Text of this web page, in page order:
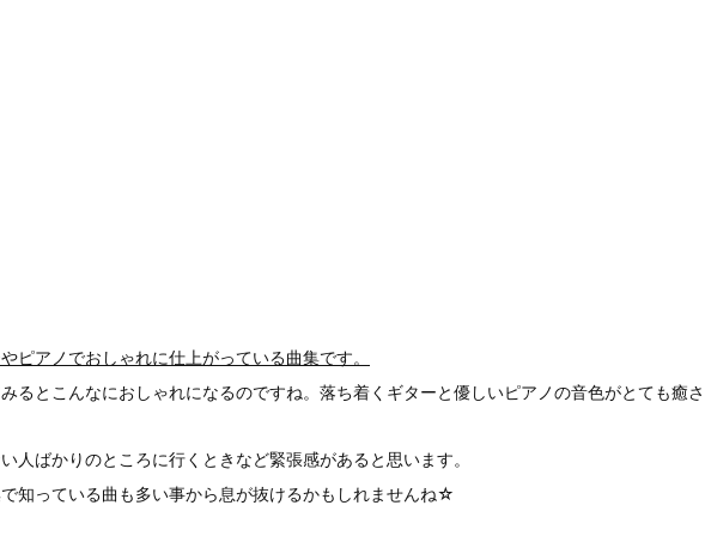
ピアノでおしゃれに仕上がっている曲集です。
るとこんなにおしゃれになるのですね。落ち着くギターと優しいピアノの音色がとても癒
人ばかりのところに行くときなど緊張感があると思います。
知っている曲も多い事から息が抜けるかもしれませんね☆